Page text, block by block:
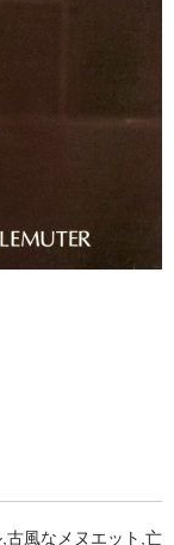
風なメヌエット,亡